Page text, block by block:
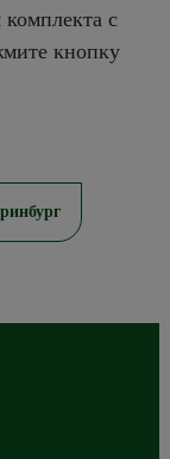
с
кнопку